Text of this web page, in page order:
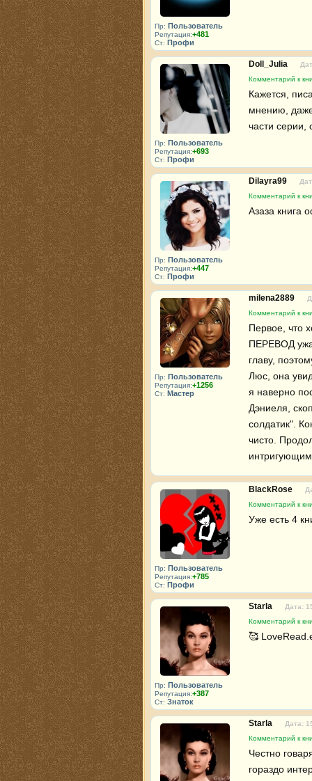
Пр: Пользователь
Репутация:+481
Ст: Профи
Пр: Пользователь
Репутация:+693
Ст: Профи
Doll_Julia
Комментарий к
Кажется,
мнению,
части серии,
Пр: Пользователь
Репутация:+447
Ст: Профи
Dilayra99
Комментарий к
Азаза книга
Пр: Пользователь
Репутация:+1256
Ст: Мастер
milena2889
Комментарий к
Первое, что
ПЕРЕВОД
главу,
Люс, она
я наверно
Дэниеля,
солдатик".
чисто.
Пр: Пользователь
Репутация:+785
Ст: Профи
BlackRose
Комментарий к
Уже есть 4
Пр: Пользователь
Репутация:+387
Ст: Знаток
Starla
Дата:
Комментарий к
🥰
Starla
Дата:
Комментарий к
Честно
гораздо